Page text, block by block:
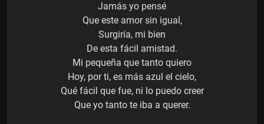
Jamás yo pensé
Que este amor sin igual,
Surgiría, mi bien
De esta fácil amistad.
Mi pequeña que tanto quiero
Hoy, por ti, es más azul el cielo,
Qué fácil que fue, ni lo puedo creer
Que yo tanto te iba a querer.